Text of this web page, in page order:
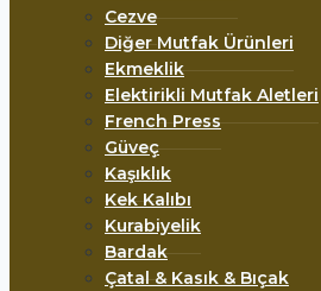
Cezve
Diğer Mutfak Ürünleri
Ekmeklik
Elektirikli Mutfak Aletleri
French Press
Güveç
Kaşıklık
Kek Kalıbı
Kurabiyelik
Bardak
Çatal & Kasık & Bıçak